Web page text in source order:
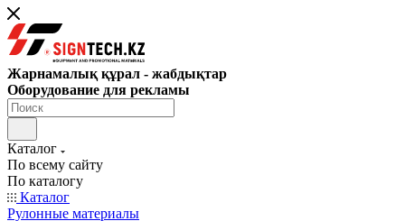
Жарнамалық құрал - жабдықтар
Оборудование для рекламы
Каталог
По всему сайту
По каталогу
Каталог
Рулонные материалы